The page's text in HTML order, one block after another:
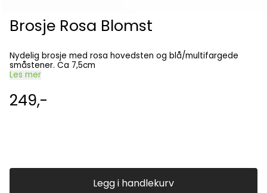
Brosje Rosa Blomst
Nydelig brosje med rosa hovedsten og blå/multifargede
småstener. Ca 7,5cm
Les mer
249,-
Legg i handlekurv